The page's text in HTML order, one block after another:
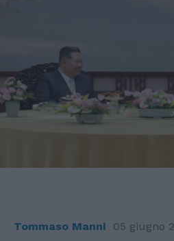
Tommaso Manni 05 giugno